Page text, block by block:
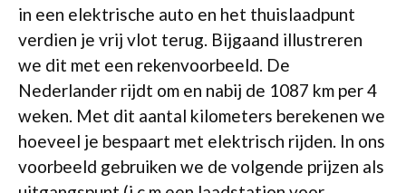
in een elektrische auto en het thuislaadpunt
verdien je vrij vlot terug. Bijgaand illustreren
we dit met een rekenvoorbeeld. De
Nederlander rijdt om en nabij de 1087 km per 4
weken. Met dit aantal kilometers berekenen we
hoeveel je bespaart met elektrisch rijden. In ons
voorbeeld gebruiken we de volgende prijzen als